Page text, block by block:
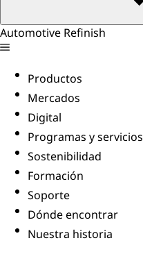
Automotive Refinish
Productos
Mercados
Digital
Programas y servicios
Sostenibilidad
Formación
Soporte
Dónde encontrar
Nuestra historia